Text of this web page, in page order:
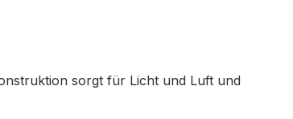
sorgt für Licht und Luft und